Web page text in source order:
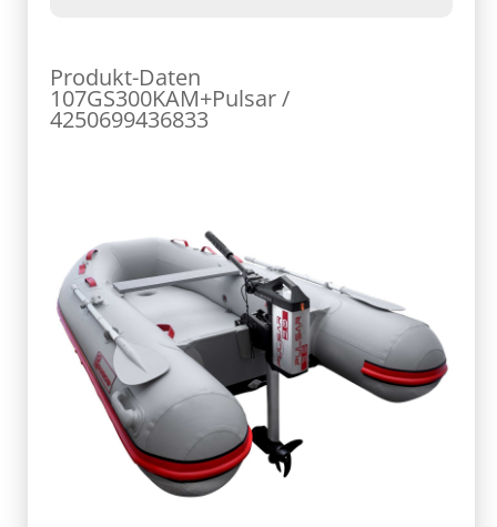
Produkt-Daten
107GS300KAM+Pulsar /
4250699436833